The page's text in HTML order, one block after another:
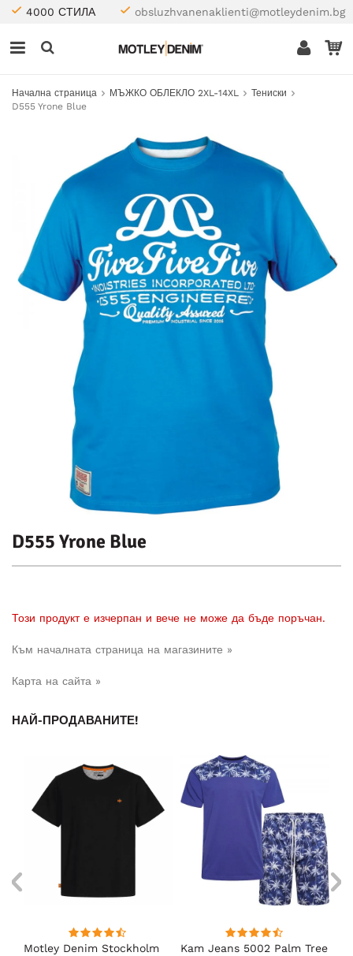
4000 СТИЛА obsluzhvanenaklienti@motleydenim.bg
Начална страница МЪЖКО ОБЛЕКЛО 2XL-14XL
Тениски
D555 Yrone Blue
D555 Yrone Blue
Този продукт е изчерпан и вече не може да бъде поръчан.
Към началната страница на магазините »
Карта на сайта »
НАЙ-ПРОДАВАНИТЕ!
Motley Denim Stockholm
Kam Jeans 5002 Palm Tree